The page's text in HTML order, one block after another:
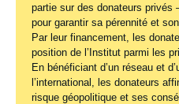
partie sur des donateurs privés
pour garantir sa pérennité et
Par leur financement, les
position de l’Institut parmi les
En bénéficiant d’un réseau et
l’international, les donateurs
risque géopolitique et ses